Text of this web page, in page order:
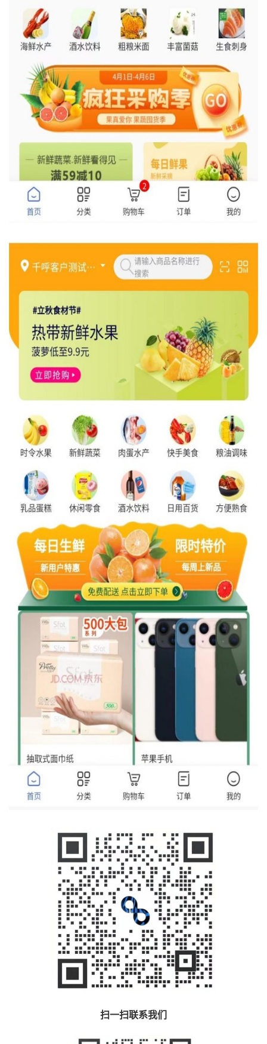
扫一扫联系我们